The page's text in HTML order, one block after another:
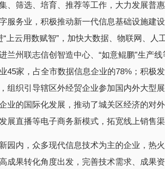
、筛选、培育、推荐等工作，大力发展普
服务业，积极推动新一代信息基础设施建
上云用数赋智”，加快大数据、物联网、
兰州联志信创智造中心、“如意鲲鹏”生产
45家，占全市数据信息企业的78%；积极
组织引导辖区外经贸企业参加国内外大型
业的国际化发展，推动了城关区经济的对
展直播等电子商务新模式，拓宽线上销售
园内，众多现代信息技术为主的企业，热
果转化角度出发，完善技术需求、成果